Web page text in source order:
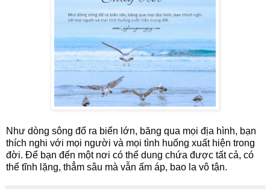
Như dòng sông đổ ra biển lớn, băng qua mọi địa hình, bạn
thích nghi với mọi người và mọi tình huống xuất hiện trong
đời. Để bạn đến một nơi có thể dung chứa được tất cả, có
thể tĩnh lặng, thẳm sâu mà vẫn ấm áp, bao la vô tận.